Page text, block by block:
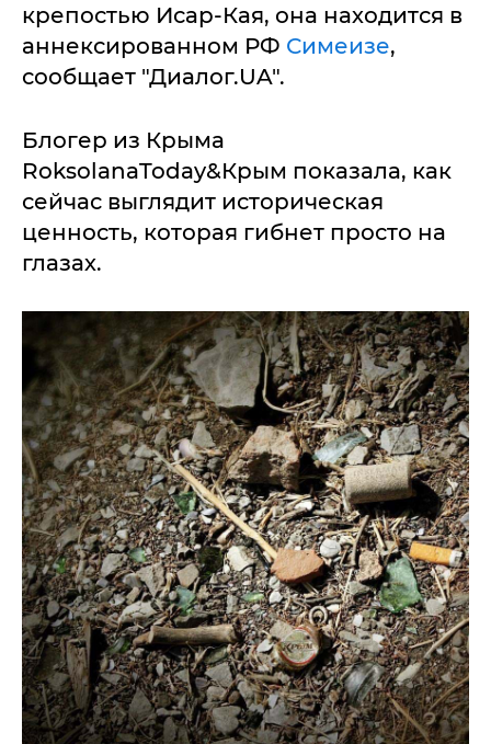
крепостью Исар-Кая, она находится в
аннексированном РФ Симеизе,
сообщает "Диалог.UA".
Блогер из Крыма
RoksolanaToday&Крым показала, как
сейчас выглядит историческая
ценность, которая гибнет просто на
глазах.